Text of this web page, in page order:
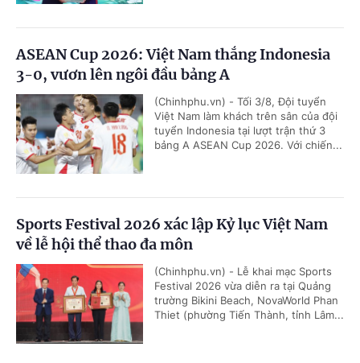
ASEAN Cup 2026: Việt Nam thắng Indonesia
3-0, vươn lên ngôi đầu bảng A
(Chinhphu.vn) - Tối 3/8, Đội tuyển
Việt Nam làm khách trên sân của đội
tuyển Indonesia tại lượt trận thứ 3
bảng A ASEAN Cup 2026. Với chiến...
Sports Festival 2026 xác lập Kỷ lục Việt Nam
về lễ hội thể thao đa môn
(Chinhphu.vn) - Lễ khai mạc Sports
Festival 2026 vừa diễn ra tại Quảng
trường Bikini Beach, NovaWorld Phan
Thiet (phường Tiến Thành, tỉnh Lâm...